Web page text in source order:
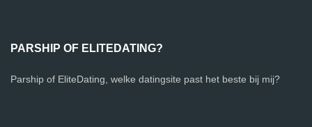
PARSHIP OF ELITEDATING?
Parship of EliteDating, welke datingsite past het beste bij mij?